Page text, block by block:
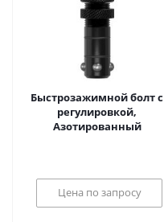
Быстрозажимной болт с
регулировкой,
Азотированный
Цена по запросу